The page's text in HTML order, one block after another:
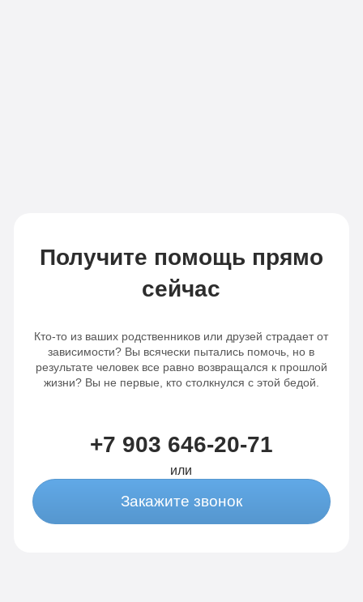
Получите помощь прямо
сейчас
Кто-то из ваших родственников или друзей страдает от
зависимости? Вы всячески пытались помочь, но в
результате человек все равно возвращался к прошлой
жизни? Вы не первые, кто столкнулся с этой бедой.
+7 903 646-20-71
или
Закажите звонок